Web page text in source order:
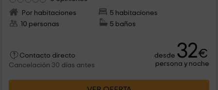
Por habitaciones
5 habitaciones
10 personas
5 baños
Contacto directo
Cancelación 30 días antes
desde 32€
persona y noche